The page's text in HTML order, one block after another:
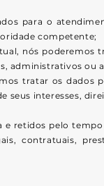
para o
competente;
nós poderemos
administrativos ou
tratar os dados
seus interesses,
retidos pelo
contratuais,